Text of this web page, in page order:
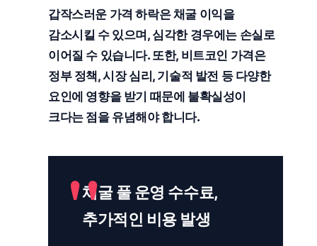
갑작스러운 가격 하락은 채굴 이익을
감소시킬 수 있으며, 심각한 경우에는 손실로
이어질 수 있습니다. 또한, 비트코인 가격은
정부 정책, 시장 심리, 기술적 발전 등 다양한
요인에 영향을 받기 때문에 불확실성이
크다는 점을 유념해야 합니다.
채굴 풀 운영 수수료,
추가적인 비용 발생